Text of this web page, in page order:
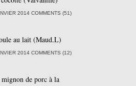
2014 COMMENTS (51)
au lait (Maud.L)
2014 COMMENTS (12)
de porc à la